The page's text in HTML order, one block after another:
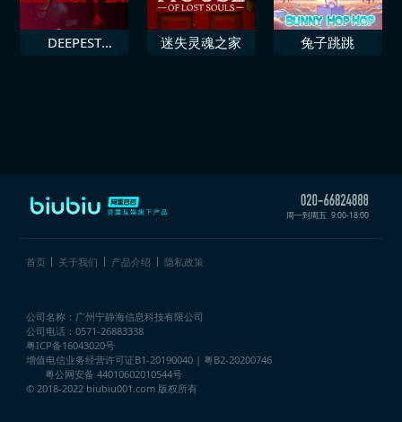
DEEPEST
迷失灵魂之家 兔子跳跳
周一到周五 9:00-18:00
首页 关于我们 产品介绍 隐私政策
公司名称：广州宁静海信息科技有限公司
公司电话：0571-26883338
粤ICP备16043020号
增值电信业务经营许可证B1-20190040 | 粤B2-20200746
粤公网安备 44010602010544号
© 2018-2022 biubiu001.com 版权所有